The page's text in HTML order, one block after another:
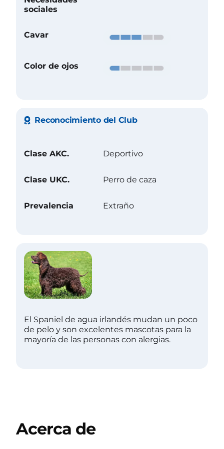
sociales
Cavar
Color de ojos
Reconocimiento del Club
Clase AKC. Deportivo
Clase UKC. Perro de caza
Prevalencia Extraño
El Spaniel de agua irlandés mudan un poco
de pelo y son excelentes mascotas para la
mayoría de las personas con alergias.
Acerca de